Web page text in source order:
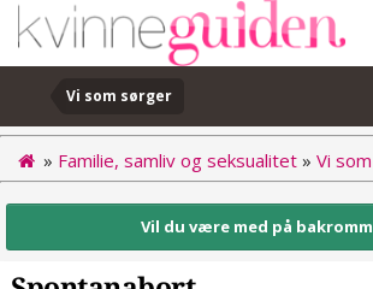
Vi som sørger
» Familie, samliv og seksualitet » Vi
Vil du være med på